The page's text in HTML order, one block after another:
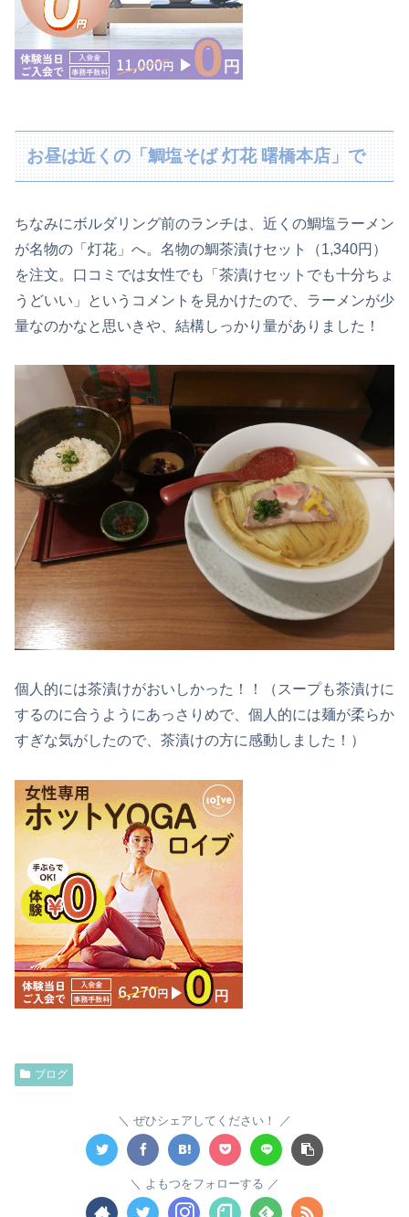
お昼は近くの「鯛塩そば 灯花 曙橋本店」で
ちなみにボルダリング前のランチは、近くの鯛塩ラーメン
が名物の「灯花」へ。名物の鯛茶漬けセット（1,340円）
を注文。口コミでは女性でも「茶漬けセットでも十分ちょ
うどいい」というコメントを見かけたので、ラーメンが少
量なのかなと思いきや、結構しっかり量がありました！
個人的には茶漬けがおいしかった！！（スープも茶漬けに
するのに合うようにあっさりめで、個人的には麺が柔らか
すぎな気がしたので、茶漬けの方に感動しました！）
ブログ
ぜひシェアしてください！
よもつをフォローする